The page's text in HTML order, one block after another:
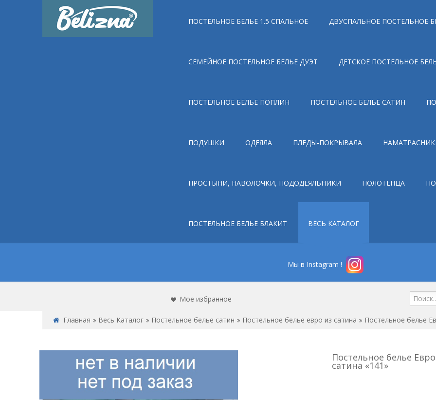
ПОСТЕЛЬНОЕ БЕЛЬЕ 1.5 СПАЛЬНОЕ ДВУСПАЛЬНОЕ ПОСТЕЛЬНОЕ
СЕМЕЙНОЕ ПОСТЕЛЬНОЕ БЕЛЬЕ ДУЭТ ДЕТСКОЕ ПОСТЕЛЬНОЕ
ПОСТЕЛЬНОЕ БЕЛЬЕ ПОПЛИН ПОСТЕЛЬНОЕ БЕЛЬЕ САТИН
ПОДУШКИ ОДЕЯЛА ПЛЕДЫ-ПОКРЫВАЛА
ПРОСТЫНИ, НАВОЛОЧКИ, ПОДОДЕЯЛЬНИКИ ПОЛОТЕНЦА
ПОСТЕЛЬНОЕ БЕЛЬЕ БЛАКИТ ВЕСЬ КАТАЛОГ
Мы в Instagram !
Мое избранное
Главная Весь Каталог Постельное белье сатин Постельное белье евро из сатина Постельное белье
Постельное белье
сатина «141»